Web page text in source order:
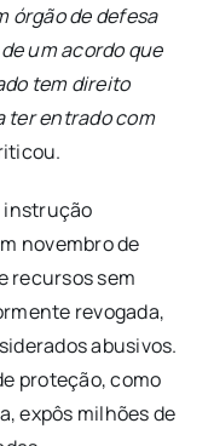
órgão de defesa
um acordo que
tem direito
ter entrado com
instrução
novembro de
recursos sem
revogada,
abusivos.
proteção, como
expôs milhões de